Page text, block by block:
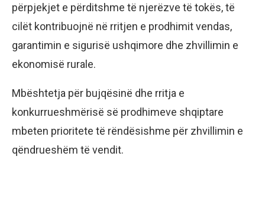
përpjekjet e përditshme të njerëzve të tokës, të
cilët kontribuojnë në rritjen e prodhimit vendas,
garantimin e sigurisë ushqimore dhe zhvillimin e
ekonomisë rurale.
Mbështetja për bujqësinë dhe rritja e
konkurrueshmërisë së prodhimeve shqiptare
mbeten prioritete të rëndësishme për zhvillimin e
qëndrueshëm të vendit.